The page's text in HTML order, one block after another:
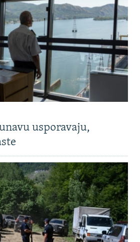
usporavaju,